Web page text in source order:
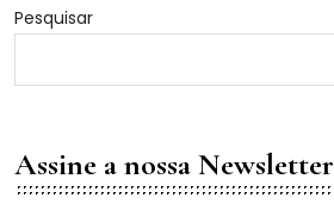
Pesquisar
Assine a nossa Newsletter